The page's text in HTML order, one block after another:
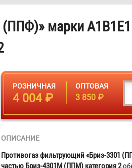
марки
РОЗНИЧНАЯ
4 004 ₽
ОПТОВАЯ
3 850 ₽
ОПИСАНИЕ
Противогаз фильтрующий «Бриз-3301
частью Бриз-4301М (ППМ) категория 2